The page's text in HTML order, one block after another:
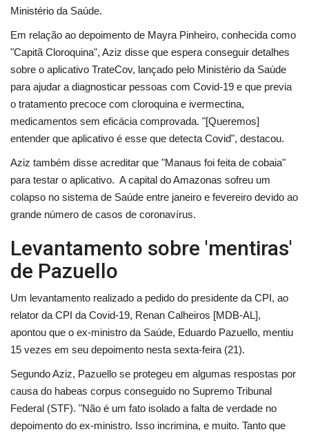
Ministério da Saúde.
Em relação ao depoimento de Mayra Pinheiro, conhecida como
"Capitã Cloroquina", Aziz disse que espera conseguir detalhes
sobre o aplicativo TrateCov, lançado pelo Ministério da Saúde
para ajudar a diagnosticar pessoas com Covid-19 e que previa
o tratamento precoce com cloroquina e ivermectina,
medicamentos sem eficácia comprovada. "[Queremos]
entender que aplicativo é esse que detecta Covid", destacou.
Aziz também disse acreditar que "Manaus foi feita de cobaia"
para testar o aplicativo. A capital do Amazonas sofreu um
colapso no sistema de Saúde entre janeiro e fevereiro devido ao
grande número de casos de coronavírus.
Levantamento sobre 'mentiras'
de Pazuello
Um levantamento realizado a pedido do presidente da CPI, ao
relator da CPI da Covid-19, Renan Calheiros [MDB-AL],
apontou que o ex-ministro da Saúde, Eduardo Pazuello, mentiu
15 vezes em seu depoimento nesta sexta-feira (21).
Segundo Aziz, Pazuello se protegeu em algumas respostas por
causa do habeas corpus conseguido no Supremo Tribunal
Federal (STF). "Não é um fato isolado a falta de verdade no
depoimento do ex-ministro. Isso incrimina, e muito. Tanto que